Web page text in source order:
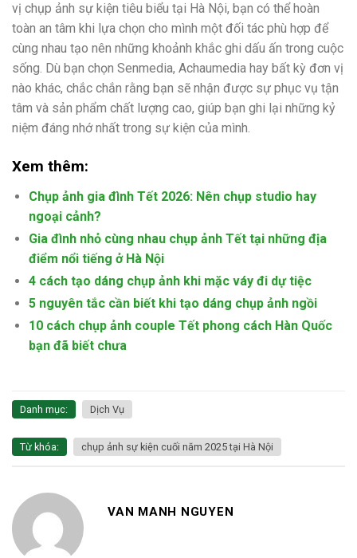
vị chụp ảnh sự kiện tiêu biểu tại Hà Nội, bạn có thể hoàn
toàn an tâm khi lựa chọn cho mình một đối tác phù hợp để
cùng nhau tạo nên những khoảnh khắc ghi dấu ấn trong cuộc
sống. Dù bạn chọn Senmedia, Achaumedia hay bất kỳ đơn vị
nào khác, chắc chắn rằng bạn sẽ nhận được sự phục vụ tận
tâm và sản phẩm chất lượng cao, giúp bạn ghi lại những kỷ
niệm đáng nhớ nhất trong sự kiện của mình.
Xem thêm:
Chụp ảnh gia đình Tết 2026: Nên chụp studio hay
ngoại cảnh?
Gia đình nhỏ cùng nhau chụp ảnh Tết tại những địa
điểm nổi tiếng ở Hà Nội
4 cách tạo dáng chụp ảnh khi mặc váy đi dự tiệc
5 nguyên tắc cần biết khi tạo dáng chụp ảnh ngồi
10 cách chụp ảnh couple Tết phong cách Hàn Quốc
bạn đã biết chưa
Danh mục: Dịch Vụ
Từ khóa: chụp ảnh sự kiện cuối năm 2025 tại Hà Nội
VAN MANH NGUYEN